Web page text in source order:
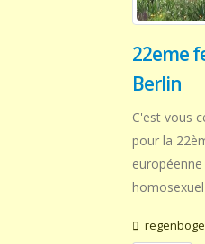
22eme
Berlin
C'est vous
pour la